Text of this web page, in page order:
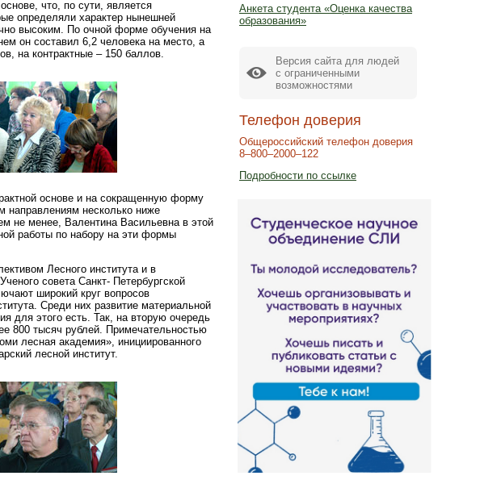
что, по сути, является
определяли характер нынешней
высоким. По очной форме обучения на
он составил 6,2 человека на место, а
на контрактные – 150 баллов.
основе и на сокращенную форму
направлениям несколько ниже
не менее, Валентина Васильевна в этой
работы по набору на эти формы
Лесного института и в
совета Санкт- Петербургской
широкий круг вопросов
Среди них развитие материальной
для этого есть. Так, на вторую очередь
800 тысяч рублей. Примечательностью
лесная академия», инициированного
лесной институт.
Анкета студента «Оценка качества
образования»
Версия сайта для людей
с ограниченными
возможностями
Телефон доверия
Общероссийский телефон доверия
8–800–2000–122
Подробности по ссылке